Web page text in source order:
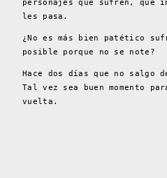
personajes que sufren, que
les pasa.
¿No es más bien patético
posible porque no se note?
Hace dos días que no salgo
Tal vez sea buen momento
vuelta.